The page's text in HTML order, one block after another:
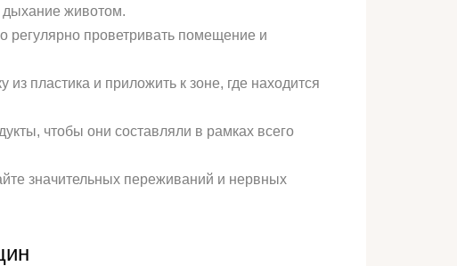
дыхание животом.
регулярно проветривать помещение и
пластика и приложить к зоне, где находится
чтобы они составляли в рамках всего
значительных переживаний и нервных